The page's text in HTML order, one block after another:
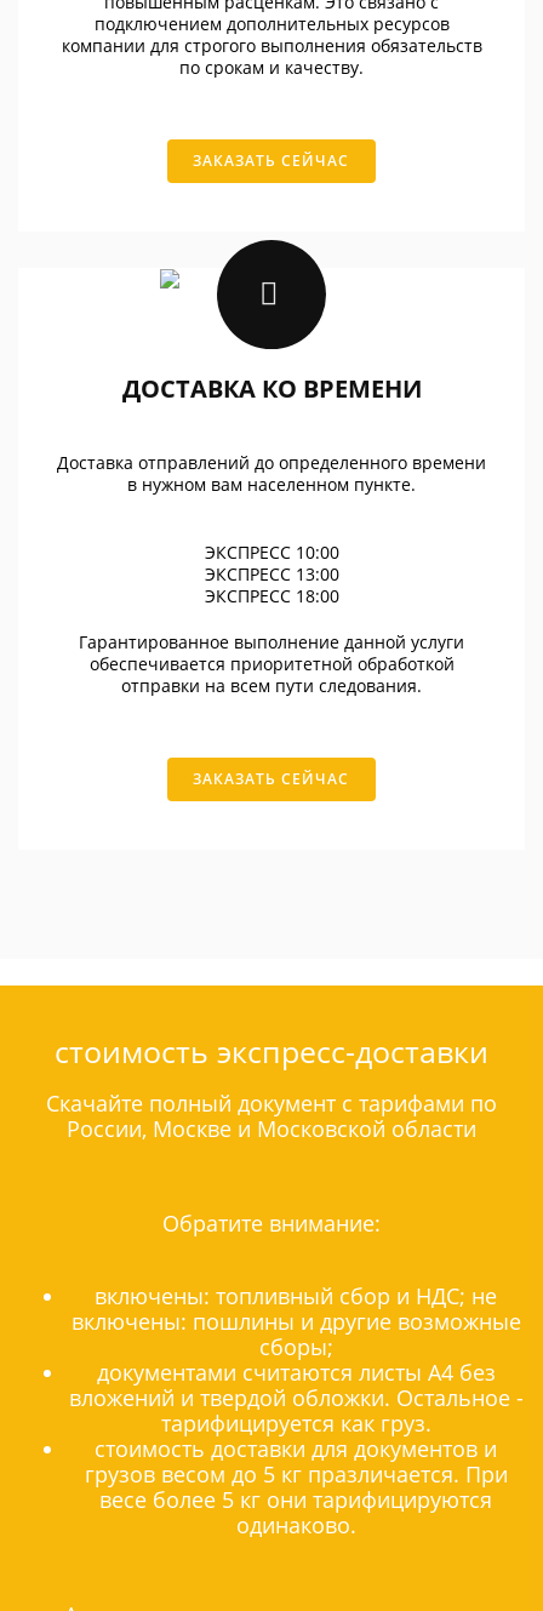
подключением дополнительных ресурсов
компании для строгого выполнения обязательств
по срокам и качеству.
ЗАКАЗАТЬ СЕЙЧАС
ДОСТАВКА КО ВРЕМЕНИ
Доставка отправлений до определенного времени
в нужном вам населенном пункте.
ЭКСПРЕСС 10:00
ЭКСПРЕСС 13:00
ЭКСПРЕСС 18:00
Гарантированное выполнение данной услуги
обеспечивается приоритетной обработкой
отправки на всем пути следования.
ЗАКАЗАТЬ СЕЙЧАС
стоимость экспресс-доставки
Скачайте полный документ с тарифами по
России, Москве и Московской области
Обратите внимание:
включены: топливный сбор и НДС; не
включены: пошлины и другие возможные
сборы;
документами считаются листы А4 без
вложений и твердой обложки. Остальное -
тарифицируется как груз.
стоимость доставки для документов и
грузов весом до 5 кг празличается. При
весе более 5 кг они тарифицируются
одинаково.